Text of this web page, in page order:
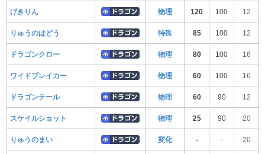
げきりん 物理 120 100 12
りゅうのはどう 特殊 85 100 12
ドラゴンクロー 物理 80 100 16
ワイドブレイカー 物理 60 100 16
ドラゴンテール 物理 60 90 12
スケイルショット 物理 25 90 20
りゅうのまい 変化 - - 20